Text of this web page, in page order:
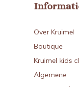
Over Kruimel
Boutique
Kruimel kids
Algemene